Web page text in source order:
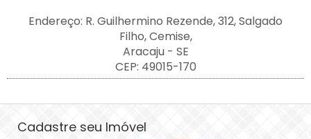
Endereço: R. Guilhermino Rezende, 312, Salgado
Filho, Cemise,
Aracaju - SE
CEP: 49015-170
Cadastre seu Imóvel